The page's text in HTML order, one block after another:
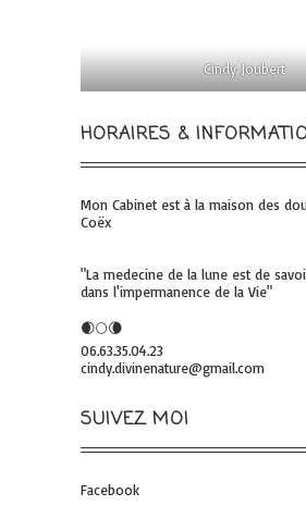
Cindy Joubert
HORAIRES &
Mon Cabinet est à la maison des
Coëx
"La medecine de la lune est de
dans l'impermanence de la Vie"
🌒🌕🌘
06.63.35.04.23
cindy.divinenature@gmail.com
SUIVEZ MOI
Facebook